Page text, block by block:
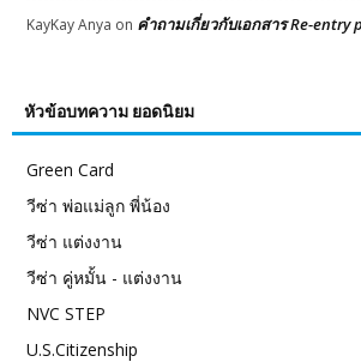
KayKay Anya on คำถามเกี่ยวกับเอกสาร Re-entry
หัวข้อบทความ ยอดนิยม
Green Card
วีซ่า พ่อแม่ลูก พี่น้อง
วีซ่า แต่งงาน
วีซ่า คู่หมั้น - แต่งงาน
NVC STEP
U.S.Citizenship